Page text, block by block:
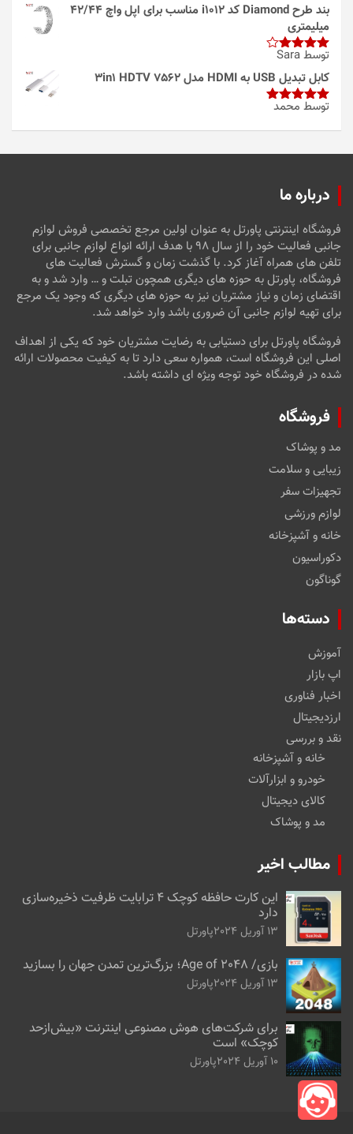
بند طرح Diamond کد i1012 مناسب برای اپل واچ 42/44
میلیمتری
امتیاز4
از 5
توسط Sara
کابل تبدیل USB به HDMI مدل 3in1 HDTV 7562
امتیاز5از
توسط محمد
درباره ما
فروشگاه اینترنتی پاورتل به عنوان اولین مرجع تخصصی فروش لوازم
جانبی فعالیت خود را از سال ۹۸ با هدف ارائه انواع لوازم جانبی برای
تلفن های همراه آغاز کرد. با گذشت زمان و گسترش فعالیت های
فروشگاه، پاورتل به حوزه های دیگری همچون تبلت و … وارد شد و به
اقتضای زمان و نیاز مشتریان نیز به حوزه های دیگری که وجود یک مرجع
برای تهیه لوازم جانبی آن ضروری باشد وارد خواهد شد.
فروشگاه پاورتل برای دستیابی به رضایت مشتریان خود که یکی از اهداف
اصلی این فروشگاه است، همواره سعی دارد تا به کیفیت محصولات ارائه
شده در فروشگاه خود توجه ویژه ای داشته باشد.
فروشگاه
مد و پوشاک
زیبایی و سلامت
تجهیزات سفر
لوازم ورزشی
خانه و آشپزخانه
دکوراسیون
گوناگون
دسته‌ها
آموزش
اپ بازار
اخبار فناوری
ارزدیجیتال
نقد و بررسی
خانه و آشپزخانه
خودرو و ابزارآلات
کالای دیجیتال
مد و پوشاک
مطالب اخیر
این کارت حافظه کوچک ۴ ترابایت ظرفیت ذخیره‌سازی
دارد
13 آوریل 2024 پاورتل
بازی/ Age of 2048؛ بزرگ‌ترین تمدن جهان را بسازید
13 آوریل 2024 پاورتل
برای شرکت‌های هوش مصنوعی اینترنت «بیش‌از‌حد
کوچک» است
10 آوریل 2024 پاورتل